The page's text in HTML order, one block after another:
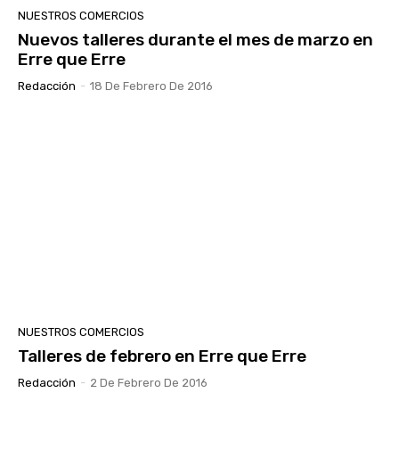
NUESTROS COMERCIOS
Nuevos talleres durante el mes de marzo en
Erre que Erre
Redacción - 18 De Febrero De 2016
NUESTROS COMERCIOS
Talleres de febrero en Erre que Erre
Redacción - 2 De Febrero De 2016